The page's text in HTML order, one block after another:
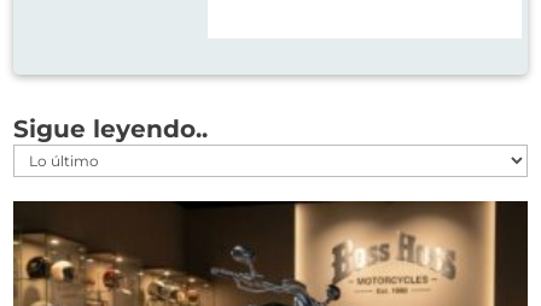
Sigue leyendo..